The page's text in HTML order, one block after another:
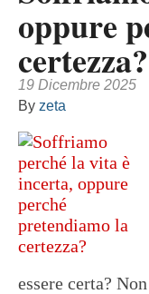
oppure
certezza?
19 Dicembre 2025
By zeta
essere certa?